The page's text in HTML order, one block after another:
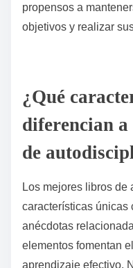
propensos a
objetivos y realizar
¿Qué
diferencian a